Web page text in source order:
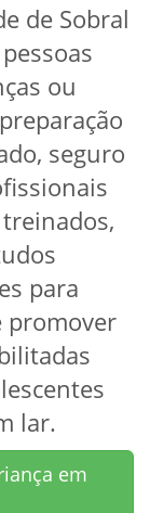
de Sobral
ou
seguro
para
promover
lar.
em